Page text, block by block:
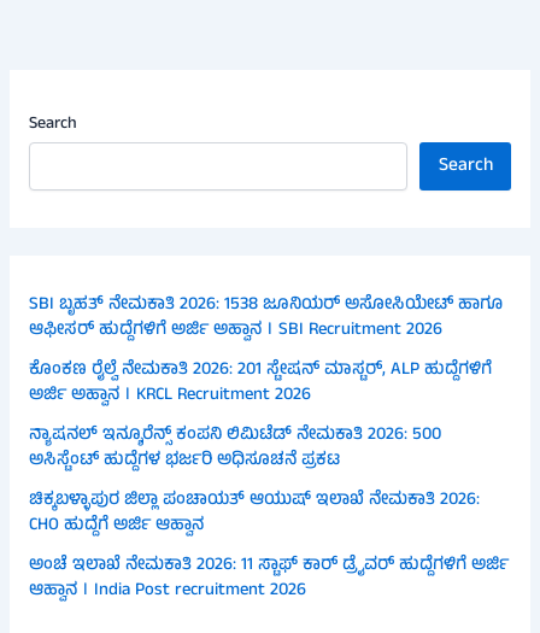
Search
Search
SBI ಬೃಹತ್ ನೇಮಕಾತಿ 2026: 1538 ಜೂನಿಯರ್ ಅಸೋಸಿಯೇಟ್ ಹಾಗೂ
ಆಫೀಸರ್ ಹುದ್ದೆಗಳಿಗೆ ಅರ್ಜಿ ಅಹ್ವಾನ । SBI Recruitment 2026
ಕೊಂಕಣ ರೈಲ್ವೆ ನೇಮಕಾತಿ 2026: 201 ಸ್ಟೇಷನ್ ಮಾಸ್ಟರ್, ALP ಹುದ್ದೆಗಳಿಗೆ
ಅರ್ಜಿ ಅಹ್ವಾನ । KRCL Recruitment 2026
ನ್ಯಾಷನಲ್ ಇನ್ಶೂರೆನ್ಸ್ ಕಂಪನಿ ಲಿಮಿಟೆಡ್ ನೇಮಕಾತಿ 2026: 500
ಅಸಿಸ್ಟೆಂಟ್ ಹುದ್ದೆಗಳ ಭರ್ಜರಿ ಅಧಿಸೂಚನೆ ಪ್ರಕಟ
ಚಿಕ್ಕಬಳ್ಳಾಪುರ ಜಿಲ್ಲಾ ಪಂಚಾಯತ್ ಆಯುಷ್ ಇಲಾಖೆ ನೇಮಕಾತಿ 2026:
CHO ಹುದ್ದೆಗೆ ಅರ್ಜಿ ಆಹ್ವಾನ
ಅಂಚೆ ಇಲಾಖೆ ನೇಮಕಾತಿ 2026: 11 ಸ್ಟಾಫ್ ಕಾರ್ ಡ್ರೈವರ್ ಹುದ್ದೆಗಳಿಗೆ ಅರ್ಜಿ
ಆಹ್ವಾನ । India Post recruitment 2026